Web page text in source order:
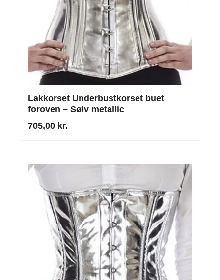
Lakkorset Underbustkorset buet
foroven – Sølv metallic
705,00 kr.